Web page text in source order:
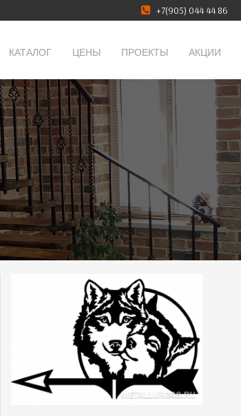
+7(905) 044 44 86
КАТАЛОГ ЦЕНЫ ПРОЕКТЫ АКЦИИ